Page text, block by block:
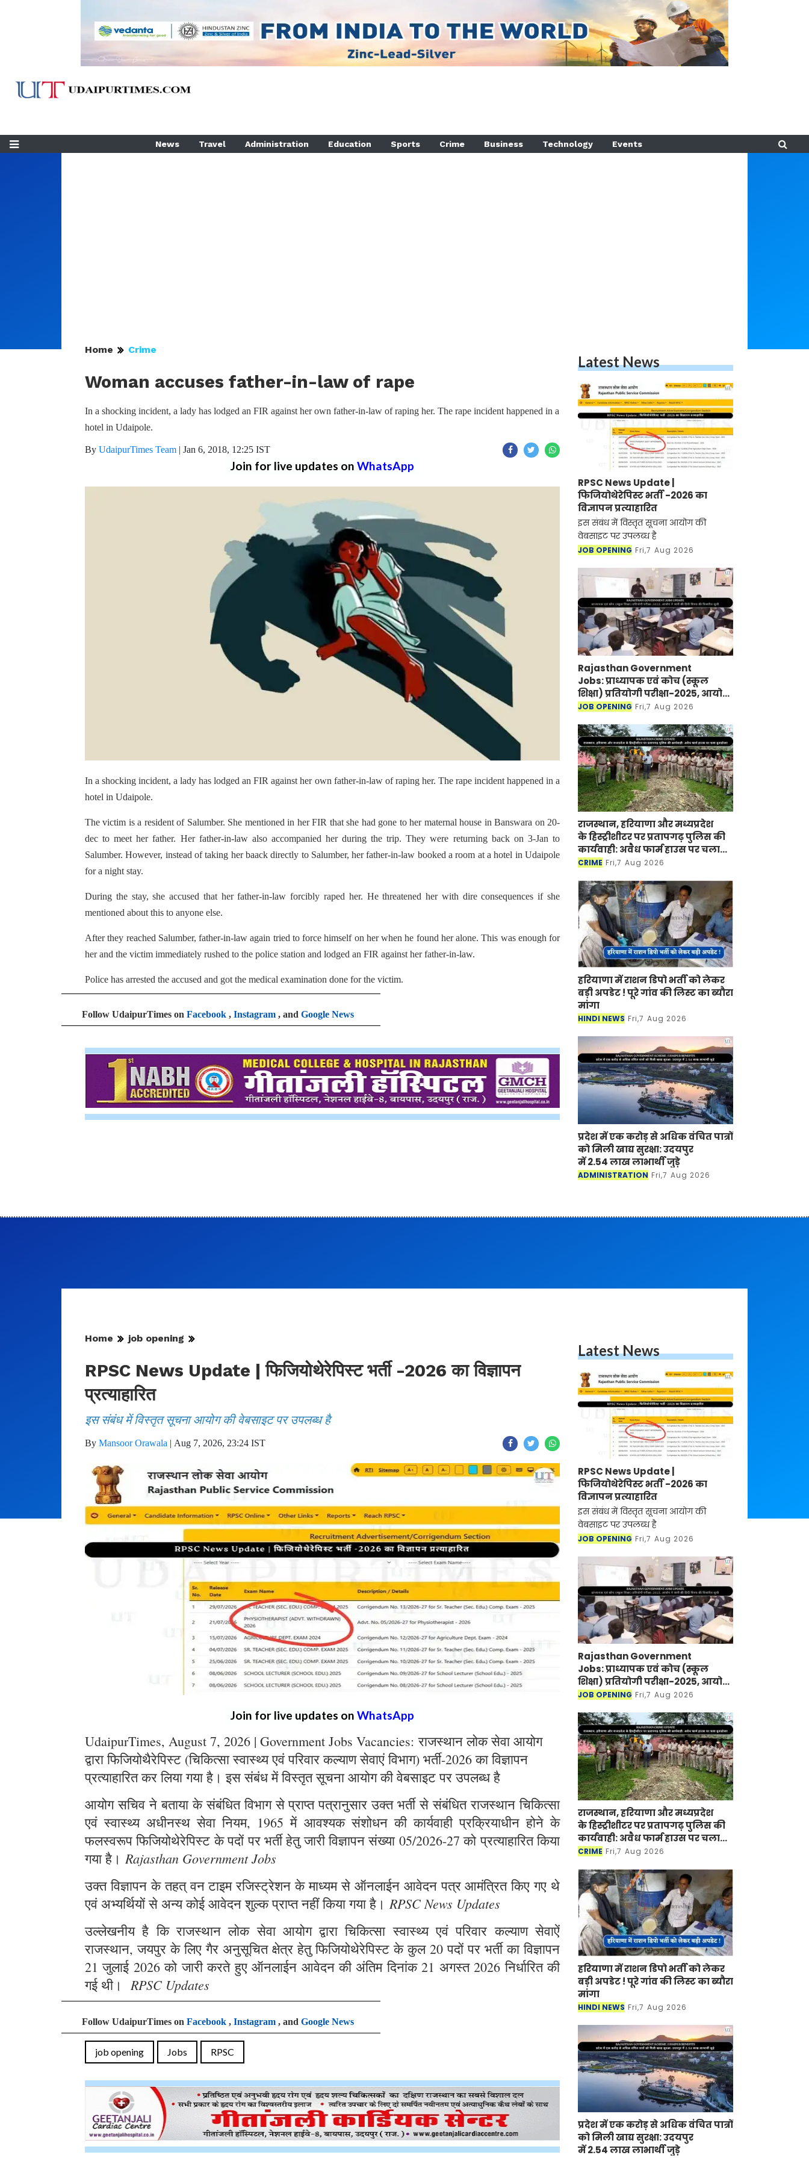
News Travel Administration Education Sports Crime Business Technology Events
Home Crime
Woman accuses father-in-law of rape
In a shocking incident, a lady has lodged an FIR against her own father-in-law of raping her. The rape incident happened in a
hotel in Udaipole.
By UdaipurTimes Team | Jan 6, 2018, 12:25 IST
Join for live updates on WhatsApp
In a shocking incident, a lady has lodged an FIR against her own father-in-law of raping her. The rape incident happened in a
hotel in Udaipole.
The victim is a resident of Salumber. She mentioned in her FIR that she had gone to her maternal house in Banswara on 20-
dec to meet her father. Her father-in-law also accompanied her during the trip. They were returning back on 3-Jan to
Salumber. However, instead of taking her baack directly to Salumber, her father-in-law booked a room at a hotel in Udaipole
for a night stay.
During the stay, she accused that her father-in-law forcibly raped her. He threatened her with dire consequences if she
mentioned about this to anyone else.
After they reached Salumber, father-in-law again tried to force himself on her when he found her alone. This was enough for
her and the victim immediately rushed to the police station and lodged an FIR against her father-in-law.
Police has arrested the accused and got the medical examination done for the victim.
Follow UdaipurTimes on Facebook , Instagram , and Google News
Latest News
RPSC News Update |
फिजियोथेरेपिस्ट भर्ती -2026 का
विज्ञापन प्रत्याहारित
इस संबंध में विस्तृत सूचना आयोग की
वेबसाइट पर उपलब्ध है
JOB OPENING Fri,7 Aug 2026
Rajasthan Government
Jobs: प्राध्यापक एवं कोच (स्कूल
शिक्षा) प्रतियोगी परीक्षा-2025, आयोग
ने जारी की हिंदी विषय की विचारित
JOB OPENING Fri,7 Aug 2026
राजस्थान, हरियाणा और मध्यप्रदेश
के हिस्ट्रीशीटर पर प्रतापगढ़ पुलिस की
कार्यवाही: अवैध फार्म हाउस पर चला
बुलडोजर
CRIME Fri,7 Aug 2026
हरियाणा में राशन डिपो भर्ती को लेकर
बड़ी अपडेट ! पूरे गांव की लिस्ट का ब्यौरा
मांगा
HINDI NEWS Fri,7 Aug 2026
प्रदेश में एक करोड़ से अधिक वंचित पात्रों
को मिली खाद्य सुरक्षा: उदयपुर
में 2.54 लाख लाभार्थी जुड़े
ADMINISTRATION Fri,7 Aug 2026
Home job opening
RPSC News Update | फिजियोथेरेपिस्ट भर्ती -2026 का विज्ञापन
प्रत्याहारित
इस संबंध में विस्तृत सूचना आयोग की वेबसाइट पर उपलब्ध है
By Mansoor Orawala | Aug 7, 2026, 23:24 IST
Join for live updates on WhatsApp
UdaipurTimes, August 7, 2026 | Government Jobs Vacancies: राजस्थान लोक सेवा आयोग
द्वारा फिजियोथैरेपिस्ट (चिकित्सा स्वास्थ्य एवं परिवार कल्याण सेवाएं विभाग) भर्ती-2026 का विज्ञापन
प्रत्याहारित कर लिया गया है। इस संबंध में विस्तृत सूचना आयोग की वेबसाइट पर उपलब्ध है
आयोग सचिव ने बताया के संबंधित विभाग से प्राप्त पत्रानुसार उक्त भर्ती से संबंधित राजस्थान चिकित्सा
एवं स्वास्थ्य अधीनस्थ सेवा नियम, 1965 में आवश्यक संशोधन की कार्यवाही प्रक्रियाधीन होने के
फलस्वरूप फिजियोथेरेपिस्ट के पदों पर भर्ती हेतु जारी विज्ञापन संख्या 05/2026-27 को प्रत्याहारित किया
गया है। Rajasthan Government Jobs
उक्त विज्ञापन के तहत् वन टाइम रजिस्ट्रेशन के माध्यम से ऑनलाईन आवेदन पत्र आमंत्रित किए गए थे
एवं अभ्यर्थियों से अन्य कोई आवेदन शुल्क प्राप्त नहीं किया गया है। RPSC News Updates
उल्लेखनीय है कि राजस्थान लोक सेवा आयोग द्वारा चिकित्सा स्वास्थ्य एवं परिवार कल्याण सेवाऐं
राजस्थान, जयपुर के लिए गैर अनुसूचित क्षेत्र हेतु फिजियोथेरेपिस्ट के कुल 20 पदों पर भर्ती का विज्ञापन
21 जुलाई 2026 को जारी करते हुए ऑनलाईन आवेदन की अंतिम दिनांक 21 अगस्त 2026 निर्धारित की
गई थी। RPSC Updates
Follow UdaipurTimes on Facebook , Instagram , and Google News
job opening Jobs RPSC
Latest News
RPSC News Update |
फिजियोथेरेपिस्ट भर्ती -2026 का
विज्ञापन प्रत्याहारित
इस संबंध में विस्तृत सूचना आयोग की
वेबसाइट पर उपलब्ध है
JOB OPENING Fri,7 Aug 2026
Rajasthan Government
Jobs: प्राध्यापक एवं कोच (स्कूल
शिक्षा) प्रतियोगी परीक्षा-2025, आयोग
ने जारी की हिंदी विषय की विचारित
JOB OPENING Fri,7 Aug 2026
राजस्थान, हरियाणा और मध्यप्रदेश
के हिस्ट्रीशीटर पर प्रतापगढ़ पुलिस की
कार्यवाही: अवैध फार्म हाउस पर चला
बुलडोजर
CRIME Fri,7 Aug 2026
हरियाणा में राशन डिपो भर्ती को लेकर
बड़ी अपडेट ! पूरे गांव की लिस्ट का ब्यौरा
मांगा
HINDI NEWS Fri,7 Aug 2026
प्रदेश में एक करोड़ से अधिक वंचित पात्रों
को मिली खाद्य सुरक्षा: उदयपुर
में 2.54 लाख लाभार्थी जुड़े